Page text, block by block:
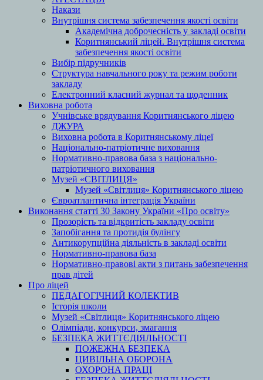
Накази
Внутрішня система забезпечення якості освіти
Академічна доброчесність у закладі освіти
Коритнянський ліцей. Внутрішня система
забезпечення якості освіти
Вибір підручників
Структура навчального року та режим роботи
закладу
Електронний класний журнал та щоденник
Виховна робота
Учнівське врядування Коритнянського ліцею
ДЖУРА
Виховна робота в Коритнянському ліцеї
Національно-патріотичне виховання
Нормативно-правова база з національно-
патріотичного виховання
Музей «СВІТЛИЦЯ»
Музей «Світлиця» Коритнянського ліцею
Євроатлантична інтеграція України
Виконання статті 30 Закону України «Про освіту»
Прозорість та відкритість закладу освіти
Запобігання та протидія булінгу
Антикорупційна діяльність в закладі освіти
Нормативно-правова база
Нормативно-правові акти з питань забезпечення
прав дітей
Про ліцей
ПЕДАГОГІЧНИЙ КОЛЕКТИВ
Історія школи
Музей «Світлиця» Коритнянського ліцею
Олімпіади, конкурси, змагання
БЕЗПЕКА ЖИТТЄДІЯЛЬНОСТІ
ПОЖЕЖНА БЕЗПЕКА
ЦИВІЛЬНА ОБОРОНА
ОХОРОНА ПРАЦІ